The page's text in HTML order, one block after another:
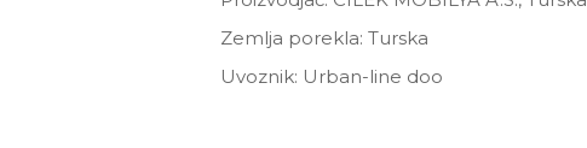
Zemlja porekla: Turska
Uvoznik: Urban-line doo